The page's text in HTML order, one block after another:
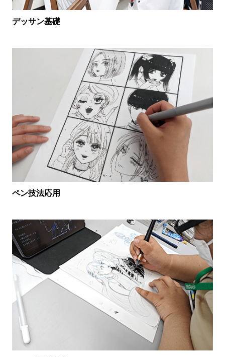
デッサン基礎
ペン技法応用